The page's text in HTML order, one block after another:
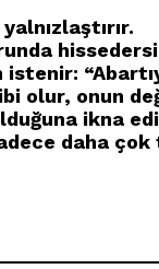
olur, onun
ikna
daha